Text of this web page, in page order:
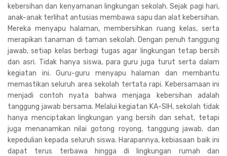
kebersihan dan kenyamanan lingkungan sekolah. Sejak pagi hari,
anak-anak terlihat antusias membawa sapu dan alat kebersihan.
Mereka menyapu halaman, membersihkan ruang kelas, serta
merapikan tanaman di taman sekolah. Dengan penuh tanggung
jawab, setiap kelas berbagi tugas agar lingkungan tetap bersih
dan asri. Tidak hanya siswa, para guru juga turut serta dalam
kegiatan ini. Guru-guru menyapu halaman dan membantu
memastikan seluruh area sekolah tertata rapi. Kebersamaan ini
menjadi contoh nyata bahwa menjaga kebersihan adalah
tanggung jawab bersama. Melalui kegiatan KA-SIH, sekolah tidak
hanya menciptakan lingkungan yang bersih dan sehat, tetapi
juga menanamkan nilai gotong royong, tanggung jawab, dan
kepedulian kepada seluruh siswa. Harapannya, kebiasaan baik ini
dapat terus terbawa hingga di lingkungan rumah dan